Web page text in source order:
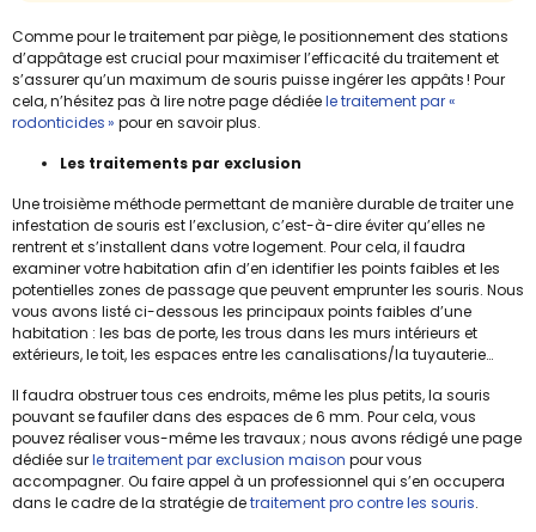
Comme pour le traitement par piège, le positionnement des stations
d’appâtage est crucial pour maximiser l’efficacité du traitement et
s’assurer qu’un maximum de souris puisse ingérer les appâts ! Pour
cela, n’hésitez pas à lire notre page dédiéele traitement par «
rodonticides » pour en savoir plus.
Les traitements par exclusion
Une troisième méthode permettant de manière durable de traiter une
infestation de souris est l’exclusion, c’est-à-dire éviter qu’elles ne
rentrent et s’installent dans votre logement. Pour cela, il faudra
examiner votre habitation afin d’en identifier les points faibles et les
potentielles zones de passage que peuvent emprunter les souris. Nous
vous avons listé ci-dessous les principaux points faibles d’une
habitation : les bas de porte, les trous dans les murs intérieurs et
extérieurs, le toit, les espaces entre les canalisations/la tuyauterie…
Il faudra obstruer tous ces endroits, même les plus petits, la souris
pouvant se faufiler dans des espaces de 6 mm. Pour cela, vous
pouvez réaliser vous-même les travaux ; nous avons rédigé une page
dédiée surle traitement par exclusion maison pour vous
accompagner. Ou faire appel à un professionnel qui s’en occupera
dans le cadre de la stratégie detraitement pro contre les souris.